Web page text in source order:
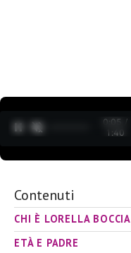
0:06 /
1:40
Contenuti
CHI È LORELLA BOCCIA
ETÀ E PADRE